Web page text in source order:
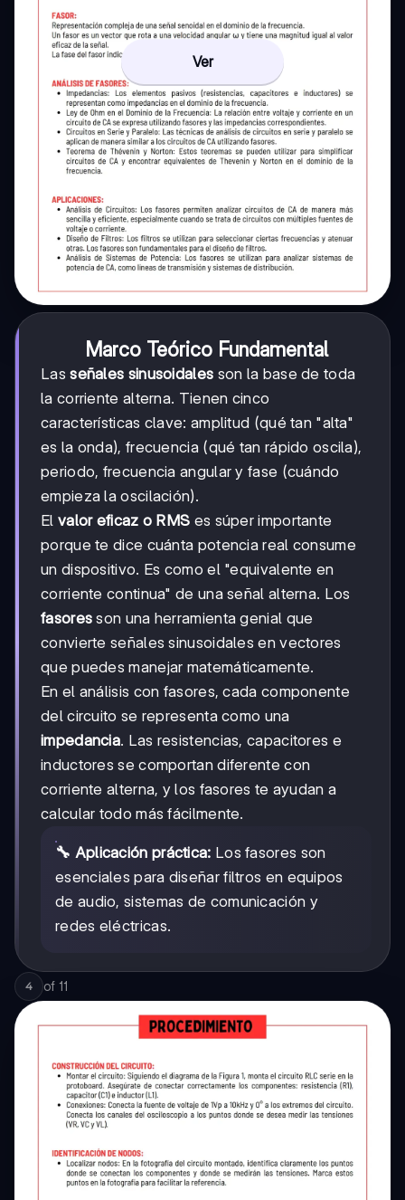
Ver
Marco Teórico Fundamental
Lasseñales sinusoidales son la base de toda
la corriente alterna. Tienen cinco
características clave: amplitud (qué tan "alta"
es la onda), frecuencia (qué tan rápido oscila),
periodo, frecuencia angular y fase (cuándo
empieza la oscilación).
El valor eficaz o RMS es súper importante
porque te dice cuánta potencia real consume
un dispositivo. Es como el "equivalente en
corriente continua" de una señal alterna. Los
fasores son una herramienta genial que
convierte señales sinusoidales en vectores
que puedes manejar matemáticamente.
En el análisis con fasores, cada componente
del circuito se representa como una
impedancia. Las resistencias, capacitores e
inductores se comportan diferente con
corriente alterna, y los fasores te ayudan a
calcular todo más fácilmente.
🔧 Aplicación práctica: Los fasores son
esenciales para diseñar filtros en equipos
de audio, sistemas de comunicación y
redes eléctricas.
4 of 11